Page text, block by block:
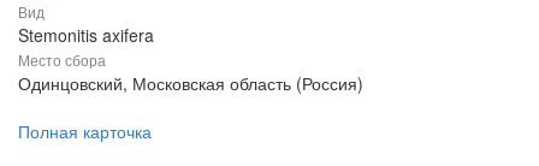
Вид
Stemonitis axifera
Место сбора
Одинцовский, Московская область (Россия)
Полная карточка